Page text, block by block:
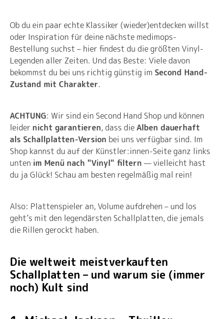
Ob du ein paar echte Klassiker (wieder)entdecken willst
oder Inspiration für deine nächste medimops-
Bestellung suchst – hier findest du die größten Vinyl-
Legenden aller Zeiten. Und das Beste: Viele davon
bekommst du bei uns richtig günstig im Second Hand-
Zustand mit Charakter.
ACHTUNG: Wir sind ein Second Hand Shop und können
leider nicht garantieren, dass dieAlben dauerhaft
als Schallplatten-Version bei uns verfügbar sind. Im
Shop kannst du auf der Künstler:innen-Seite ganz links
unten im Menü nach "Vinyl" filtern — vielleicht hast
du ja Glück! Schau am besten regelmäßig mal rein!
Also: Plattenspieler an, Volume aufdrehen – und los
geht’s mit den legendärsten Schallplatten, die jemals
die Rillen gerockt haben.
Die weltweit meistverkauften
Schallplatten – und warum sie (immer
noch) Kult sind